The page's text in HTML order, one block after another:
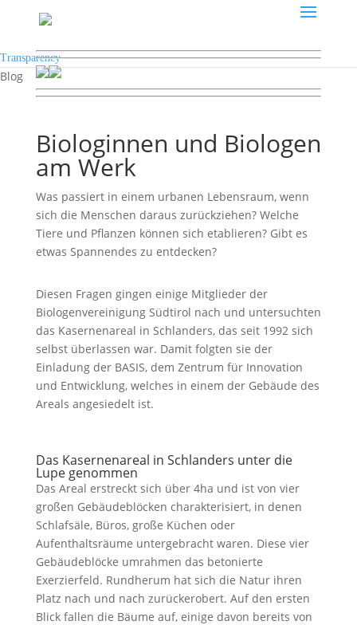
Transparency
Blog
Biologinnen und Biologen
am Werk
Was passiert in einem urbanen Lebensraum, wenn
sich die Menschen daraus zurückziehen? Welche
Tiere und Pflanzen können sich etablieren? Gibt es
etwas Spannendes zu entdecken?
Diesen Fragen gingen einige Mitglieder der
Biologenvereinigung Südtirol nach und untersuchten
das Kasernenareal in Schlanders, das seit 1992 sich
selbst überlassen war. Damit folgten sie der
Einladung der BASIS, dem Zentrum für Innovation
und Entwicklung, welches in einem der Gebäude des
Areals angesiedelt ist.
Das Kasernenareal in Schlanders unter die
Lupe genommen
Das Areal erstreckt sich über 4ha und ist von vier
großen Gebäudeblöcken charakterisiert, in denen
Schlafsäle, Büros, große Küchen oder
Aufenthaltsräume untergebracht waren. Diese vier
Gebäudeblöcke umrahmen das betonierte
Exerzierfeld. Rundherum hat sich die Natur ihren
Platz nach und nach zurückerobert. Auf den ersten
Blick fallen die Bäume auf, einige davon bereits von